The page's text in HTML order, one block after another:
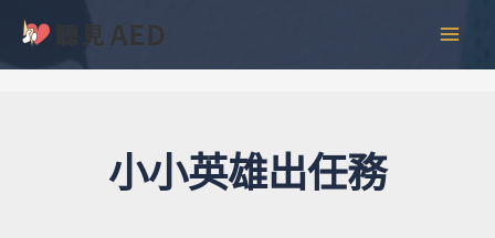
主
小小英雄出任務
彙
整